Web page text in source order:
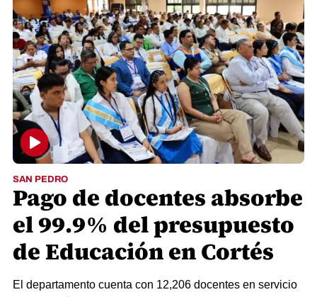
SAN PEDRO
Pago de docentes absorbe
el 99.9% del presupuesto
de Educación en Cortés
El departamento cuenta con 12,206 docentes en servicio